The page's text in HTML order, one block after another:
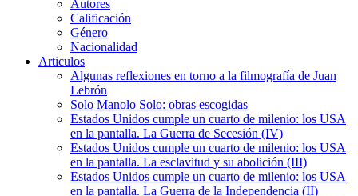
Autores
Calificación
Género
Nacionalidad
Articulos
Algunas reflexiones en torno a la filmografía de Juan
Lebrón
Solo Manolo Solo: obras escogidas
Estados Unidos cumple un cuarto de milenio: los USA
en la pantalla. La Guerra de Secesión (IV)
Estados Unidos cumple un cuarto de milenio: los USA
en la pantalla. La esclavitud y su abolición (III)
Estados Unidos cumple un cuarto de milenio: los USA
en la pantalla. La Guerra de la Independencia (II)